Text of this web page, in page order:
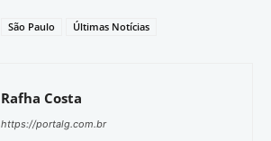
São Paulo Últimas Notícias
Rafha Costa
https://portalg.com.br